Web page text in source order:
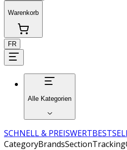
Warenkorb
FR
Alle Kategorien
SCHNELL & PREISWERT